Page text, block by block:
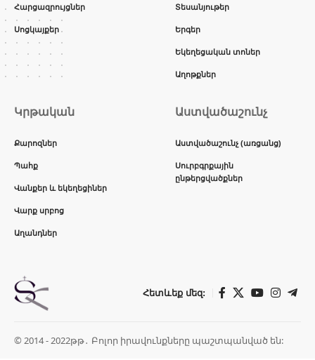
Հարցազրույցներ
Սոցկայքեր
Տեսանյութեր
Երգեր
Եկեղեցական տոներ
Աղոթքներ
Կրթական
Քարոզներ
Պահք
Վանքեր և եկեղեցիներ
Վարք սրբոց
Աղանդներ
Աստվածաշունչ
Աստվածաշունչ (առցանց)
Սուրբգրքային
ընթերցվածքներ
Հետևեք մեզ:
© 2014 - 2022թթ․ Բոլոր իրավունքները պաշտպանված են: